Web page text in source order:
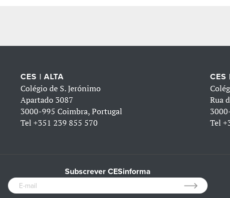
CES | ALTA
Colégio de S. Jerónimo
Apartado 3087
3000-995 Coimbra, Portugal
Tel+351 239 855 570
CES
Rua
Tel
Subscrever CESinforma